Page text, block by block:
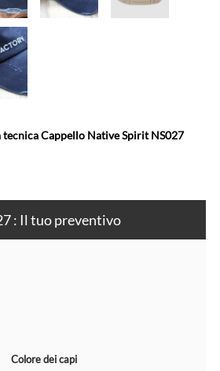
tecnica Cappello Native Spirit NS027
: Il tuo preventivo
Colore dei capi